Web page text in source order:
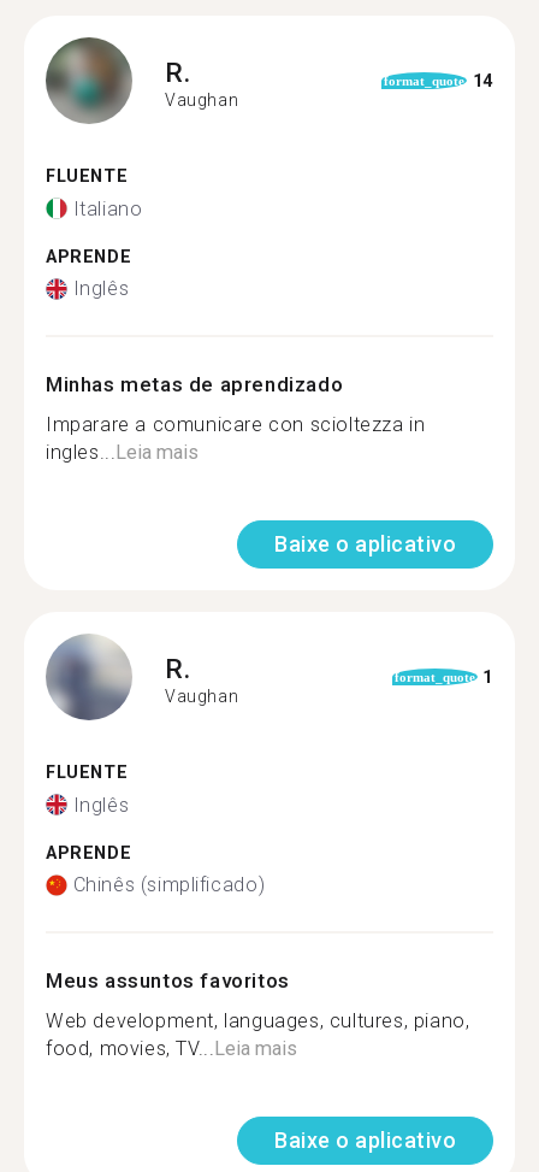
R.
Vaughan
format_quote 14
FLUENTE
Italiano
APRENDE
Inglês
Minhas metas de aprendizado
Imparare a comunicare con scioltezza in
ingles...Leia mais
Baixe o aplicativo
R.
Vaughan
format_quote 1
FLUENTE
Inglês
APRENDE
Chinês (simplificado)
Meus assuntos favoritos
Web development, languages, cultures, piano,
food, movies, TV...Leia mais
Baixe o aplicativo